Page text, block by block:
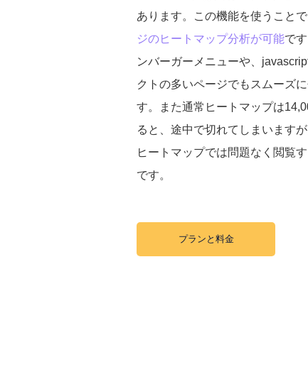
あります。この機能を使うことで
ジのヒートマップ分析が可能で
ンバーガーメニューや、
クトの多いページでもスムーズ
す。また通常ヒートマップは
ると、途中で切れてしまいます
ヒートマップでは問題なく閲覧
です。
プランと料金